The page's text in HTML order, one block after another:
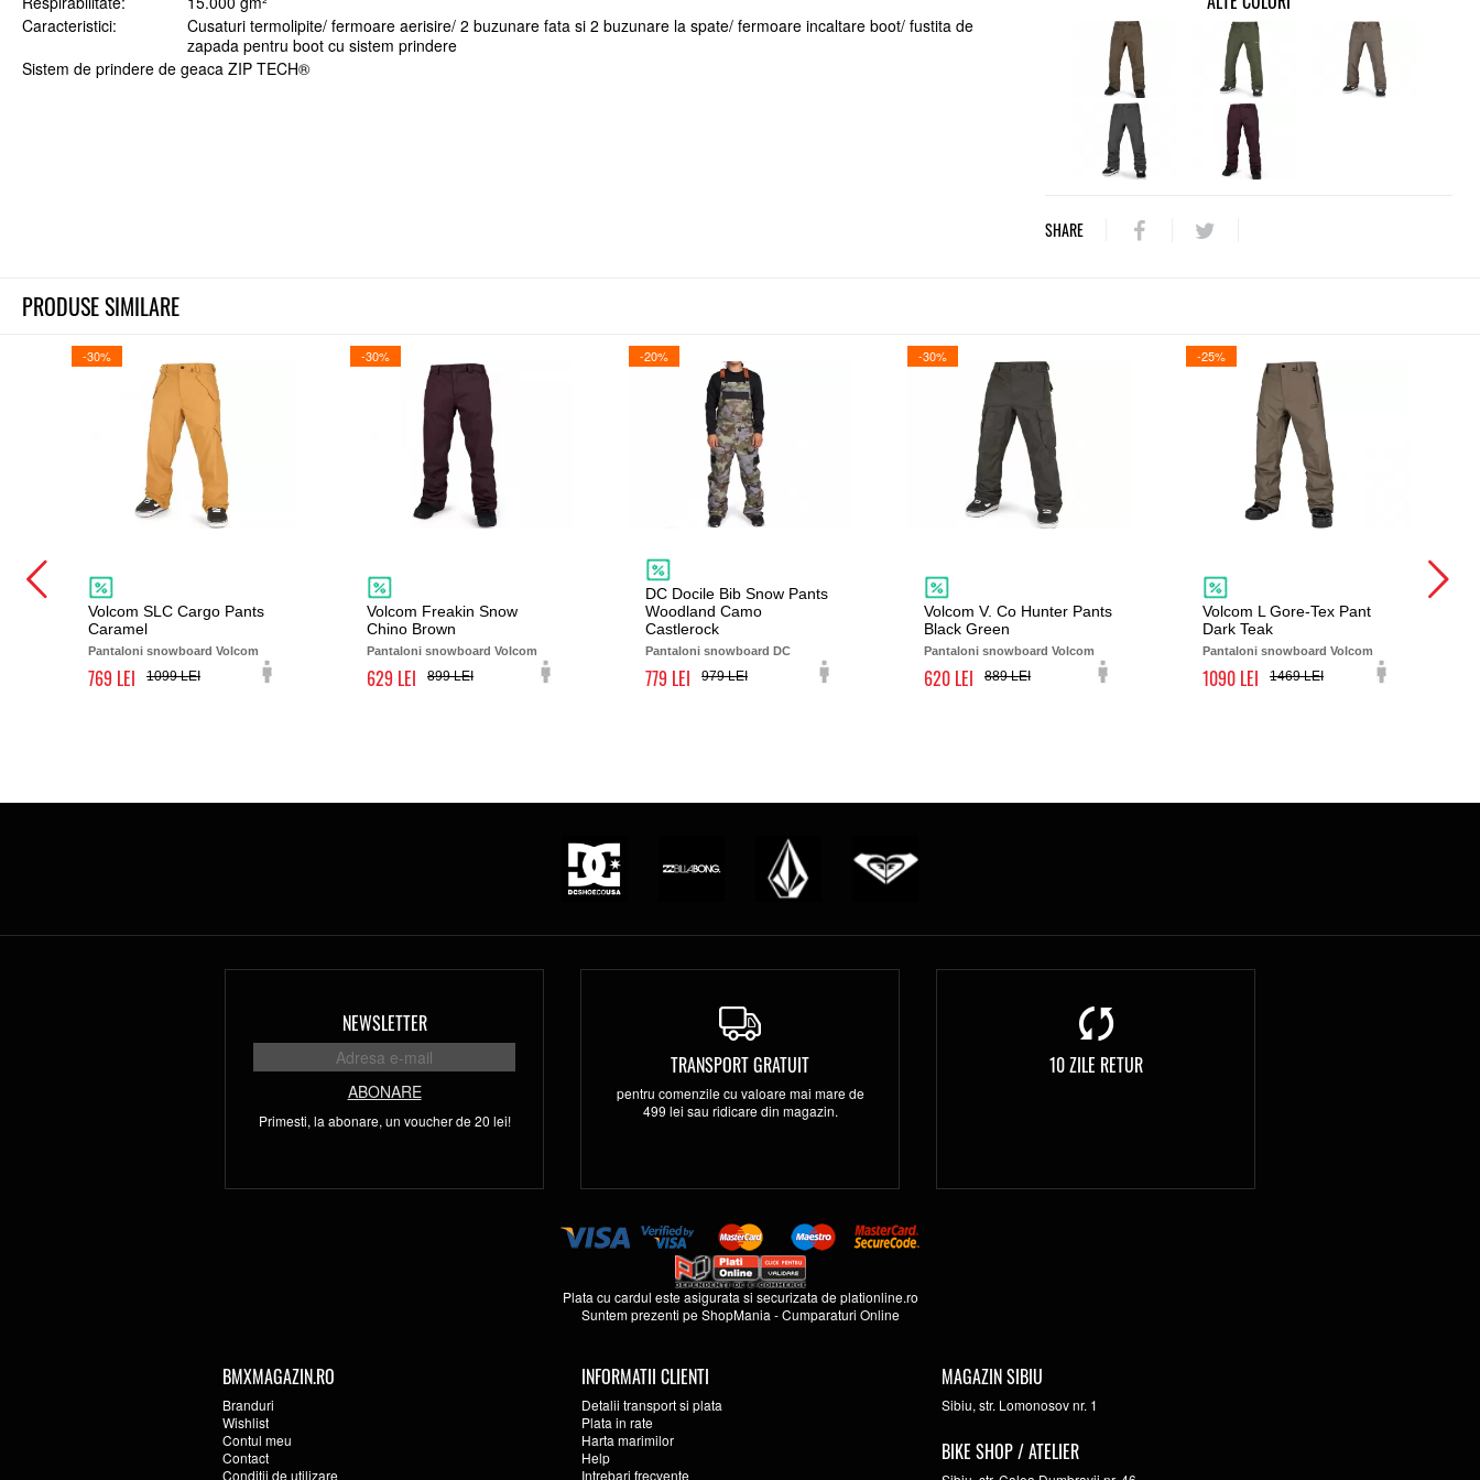
Caracteristici
Cusaturi termolipite/ fermoare aerisire/ 2 buzunare fata si 2 buzunare la spate/ fermoare incaltare boot/ fustita de
zapada pentru boot cu sistem prindere
Sistem de prindere de geaca ZIP TECH®
SHARE
PRODUSE SIMILARE
-30%
Volcom SLC Cargo Pants
Caramel
Pantaloni snowboard Volcom
769 1099
-30%
Volcom Freakin Snow
Chino Brown
Pantaloni snowboard Volcom
629 899
-20%
DC Docile Bib Snow Pants
Woodland Camo
Castlerock
Pantaloni snowboard DC
779 979
-30%
Volcom V. Co Hunter Pants
Black Green
Pantaloni snowboard Volcom
620 889
-25%
Volcom L Gore-Tex Pant
Dark Teak
Pantaloni snowboard Volcom
1090 1469
NEWSLETTER
ABONARE
Primesti, la abonare, un voucher de 20 lei!
TRANSPORT GRATUIT
pentru comenzile cu valoare mai mare de
499 lei sau ridicare din magazin.
10 ZILE RETUR
Plata cu cardul este asigurata si securizata deplationline.ro
Suntem prezenti peShopMania -Cumparaturi Online
BMXMAGAZIN.RO
Branduri
Wishlist
Contul meu
Contact
Conditii de utilizare
INFORMATII CLIENTI
Detalii transport si plata
Plata in rate
Harta marimilor
Help
Intrebari frecvente
MAGAZIN SIBIU
Sibiu, str. Lomonosov nr. 1
BIKE SHOP / ATELIER